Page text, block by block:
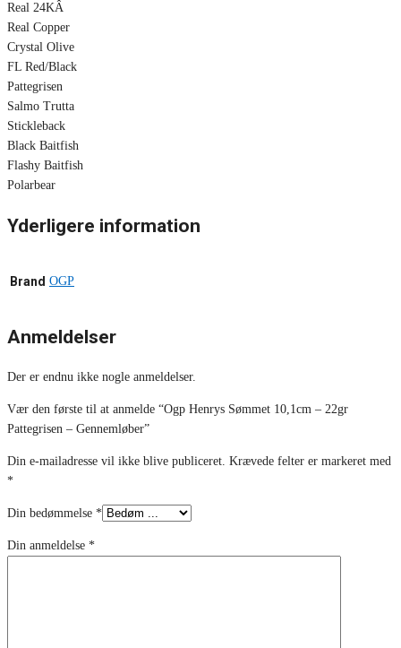
Real 24KÂ
Real Copper
Crystal Olive
FL Red/Black
Pattegrisen
Salmo Trutta
Stickleback
Black Baitfish
Flashy Baitfish
Polarbear
Yderligere information
Brand OGP
Anmeldelser
Der er endnu ikke nogle anmeldelser.
Vær den første til at anmelde “Ogp Henrys Sømmet 10,1cm – 22gr
Pattegrisen – Gennemløber”
Din e-mailadresse vil ikke blive publiceret. Krævede felter er markeret med
*
Din bedømmelse *
Din anmeldelse *